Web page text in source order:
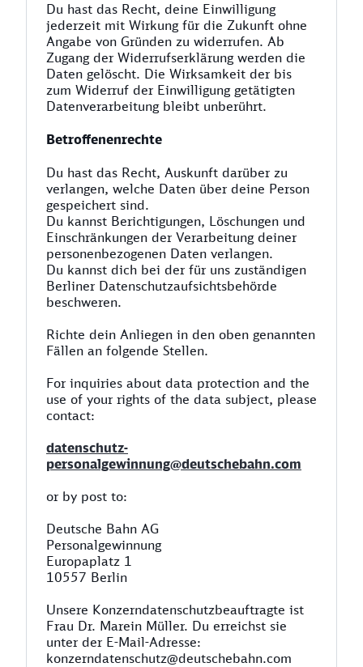
Du hast das Recht, deine Einwilligung
jederzeit mit Wirkung für die Zukunft ohne
Angabe von Gründen zu widerrufen. Ab
Zugang der Widerrufserklärung werden die
Daten gelöscht. Die Wirksamkeit der bis
zum Widerruf der Einwilligung getätigten
Datenverarbeitung bleibt unberührt.
Betroffenenrechte
Du hast das Recht, Auskunft darüber zu
verlangen, welche Daten über deine Person
gespeichert sind.
Du kannst Berichtigungen, Löschungen und
Einschränkungen der Verarbeitung deiner
personenbezogenen Daten verlangen.
Du kannst dich bei der für uns zuständigen
Berliner Datenschutzaufsichtsbehörde
beschweren.
Richte dein Anliegen in den oben genannten
Fällen an folgende Stellen.
For inquiries about data protection and the
use of your rights of the data subject, please
contact:
datenschutz-
personalgewinnung@deutschebahn.com
or by post to:
Deutsche Bahn AG
Personalgewinnung
Europaplatz 1
10557 Berlin
Unsere Konzerndatenschutzbeauftragte ist
Frau Dr. Marein Müller. Du erreichst sie
unter der E-Mail-Adresse:
konzerndatenschutz@deutschebahn.com